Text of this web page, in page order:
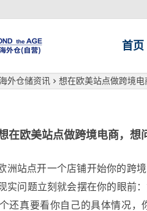
首页
外仓储资讯 想在欧美站点做跨境电
在欧美站点做跨境电商，想
洲站点开一个店铺开始你的跨
实问题立刻就会摆在你的眼前
还真要看你自己的具体情况